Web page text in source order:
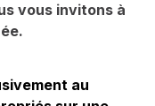
vous invitons à
au